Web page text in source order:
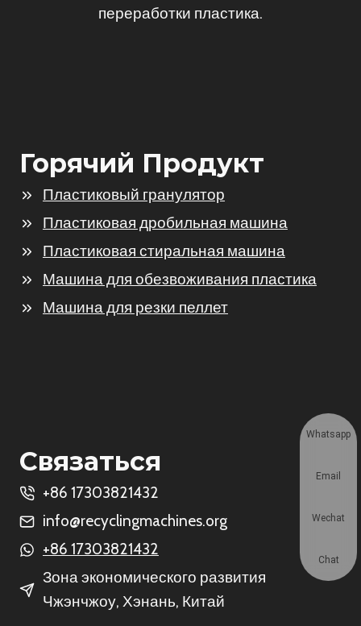
переработки пластика.
Горячий Продукт
Пластиковый гранулятор
Пластиковая дробильная машина
Пластиковая стиральная машина
Машина для обезвоживания пластика
Машина для резки пеллет
Связаться
+86 17303821432
info@recyclingmachines.org
+86 17303821432
Зона экономического развития
Чжэнчжоу, Хэнань, Китай
Whatsapp
Email
Wechat
Chat